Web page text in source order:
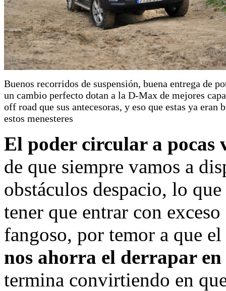
Buenos recorridos de suspensión, buena entrega de
un cambio perfecto dotan a la D-Max de mejores
off road que sus antecesoras, y eso que estas ya eran
estos menesteres
El poder circular a pocas
de que siempre vamos a
obstáculos despacio, lo
tener que entrar con
fangoso, por temor a que
nos ahorra el derrapar en
termina convirtiendo en